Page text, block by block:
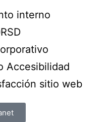
interno
Accesibilidad
sitio web